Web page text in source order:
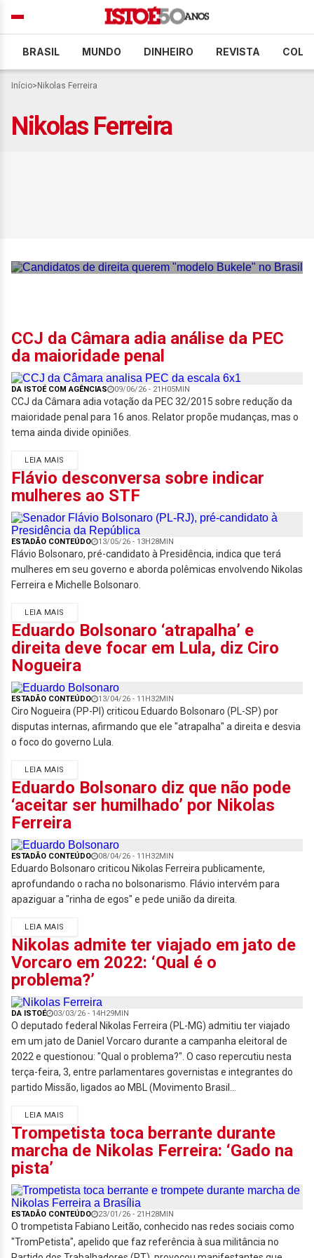
BRASIL MUNDO DINHEIRO REVISTA
Início> Nikolas Ferreira
Nikolas Ferreira
CCJ da Câmara adia análise da PEC
da maioridade penal
DA ISTOÉ COM AGÊNCIAS 09/06/26 - 21H05MIN
CCJ da Câmara adia votação da PEC 32/2015 sobre redução da
maioridade penal para 16 anos. Relator propõe mudanças, mas o
tema ainda divide opiniões.
LEIA MAIS
Flávio desconversa sobre indicar
mulheres ao STF
ESTADÃO CONTEÚDO 13/05/26 - 13H28MIN
Flávio Bolsonaro, pré-candidato à Presidência, indica que terá
mulheres em seu governo e aborda polêmicas envolvendo Nikolas
Ferreira e Michelle Bolsonaro.
LEIA MAIS
Eduardo Bolsonaro ‘atrapalha’ e
direita deve focar em Lula, diz Ciro
Nogueira
ESTADÃO CONTEÚDO 13/04/26 - 11H32MIN
Ciro Nogueira (PP-PI) criticou Eduardo Bolsonaro (PL-SP) por
disputas internas, afirmando que ele "atrapalha" a direita e desvia
o foco do governo Lula.
LEIA MAIS
Eduardo Bolsonaro diz que não pode
‘aceitar ser humilhado’ por Nikolas
Ferreira
ESTADÃO CONTEÚDO 08/04/26 - 11H32MIN
Eduardo Bolsonaro criticou Nikolas Ferreira publicamente,
aprofundando o racha no bolsonarismo. Flávio intervém para
apaziguar a "rinha de egos" e pede união da direita.
LEIA MAIS
Nikolas admite ter viajado em jato de
Vorcaro em 2022: ‘Qual é o
problema?’
DA ISTOÉ 03/03/26 - 14H29MIN
O deputado federal Nikolas Ferreira (PL-MG) admitiu ter viajado
em um jato de Daniel Vorcaro durante a campanha eleitoral de
2022 e questionou: "Qual o problema?". O caso repercutiu nesta
terça-feira, 3, entre parlamentares governistas e integrantes do
partido Missão, ligados ao MBL (Movimento Brasil...
LEIA MAIS
Trompetista toca berrante durante
marcha de Nikolas Ferreira: ‘Gado na
pista’
ESTADÃO CONTEÚDO 23/01/26 - 21H28MIN
O trompetista Fabiano Leitão, conhecido nas redes sociais como
"TromPetista", apelido que faz referência à sua militância no